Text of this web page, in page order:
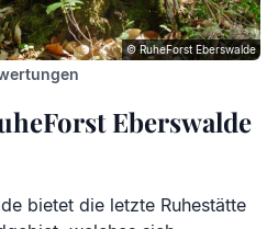
Eberswalde
bietet die letzte Ruhestätte
© RuheForst Eberswalde